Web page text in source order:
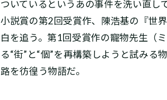
ついているというあの事件を洗い直し
小説賞の第2回受賞作、陳浩基の『世
白を追う。第1回受賞作の寵物先生（
る“街”と“個”を再構築しようと試みる
路を彷徨う物語だ。